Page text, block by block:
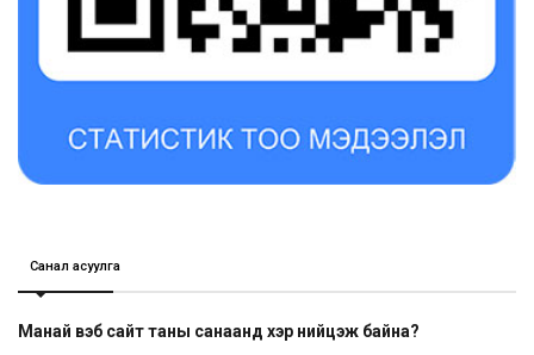
Санал асуулга
Манай вэб сайт таны санаанд хэр нийцэж байна?